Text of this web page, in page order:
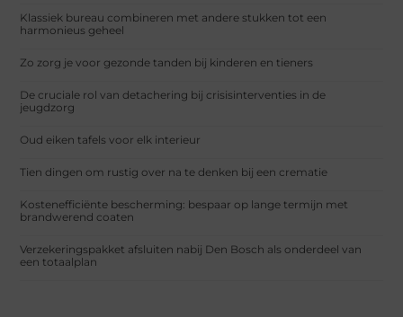
Klassiek bureau combineren met andere stukken tot een
harmonieus geheel
Zo zorg je voor gezonde tanden bij kinderen en tieners
De cruciale rol van detachering bij crisisinterventies in de
jeugdzorg
Oud eiken tafels voor elk interieur
Tien dingen om rustig over na te denken bij een crematie
Kostenefficiënte bescherming: bespaar op lange termijn met
brandwerend coaten
Verzekeringspakket afsluiten nabij Den Bosch als onderdeel van
een totaalplan